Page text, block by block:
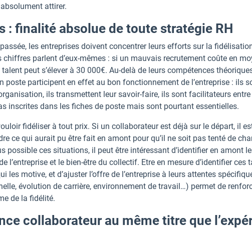
attirer.
: finalité absolue de toute stratégie RH
les entreprises doivent concentrer leurs efforts sur la
parlent d’eux-mêmes : si un mauvais recrutement coûte en
talent peut s’élever à 30 000€. Au-delà de leurs compétences
poste participent en effet au bon fonctionnement de l’entreprise : ils
ils transmettent leur savoir-faire, ils sont facilitateurs
inscrites dans les fiches de poste mais sont pourtant essentielles.
fidéliser à tout prix. Si un collaborateur est déjà sur le départ, il
ce qui aurait pu être fait en amont pour qu’il ne soit pas tenté de
possible ces situations, il peut être intéressant d’identifier en amont
l’entreprise et le bien-être du collectif. Etre en mesure d’identifier ces
les motive, et d’ajuster l’offre de l’entreprise à leurs attentes
évolution de carrière, environnement de travail…) permet de
de la fidélité.
collaborateur au même titre que